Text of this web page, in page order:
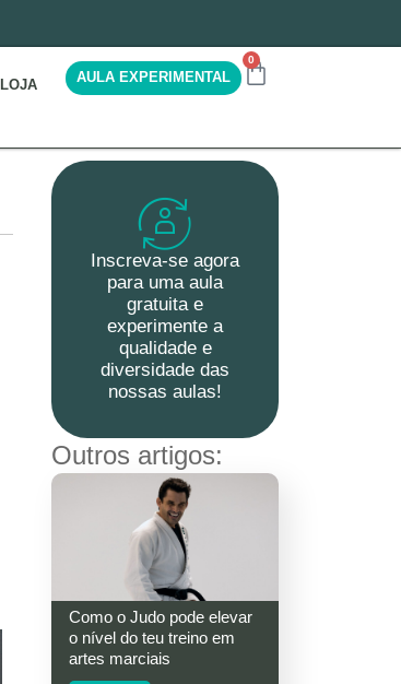
LOJA AULA EXPERIMENTAL
0
Inscreva-se agora
para uma aula
gratuita e
experimente a
qualidade e
diversidade das
nossas aulas!
Outros artigos:
Como o Judo pode elevar
o nível do teu treino em
artes marciais